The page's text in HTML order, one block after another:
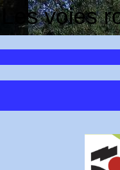
Les voies